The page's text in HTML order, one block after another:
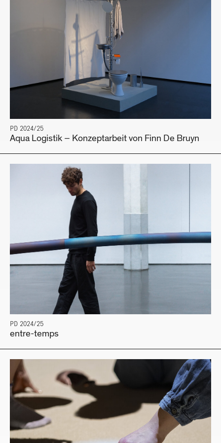
PD 2024/25
Aqua Logistik – Konzeptarbeit von Finn De Bruyn
PD 2024/25
entre-temps